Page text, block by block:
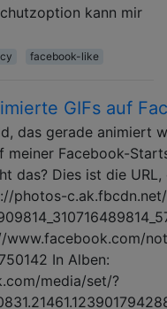
kann mir
facebook-like
GIFs auf
das gerade animiert
meiner Facebook-
das? Dies ist die
photos-
www.facebook.com/
In Alben:
media/set/?